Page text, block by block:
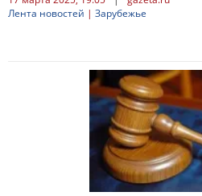
Лента новостей | Зарубежье